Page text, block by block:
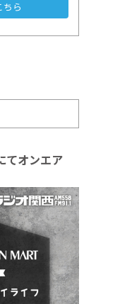
ちら
てオンエア